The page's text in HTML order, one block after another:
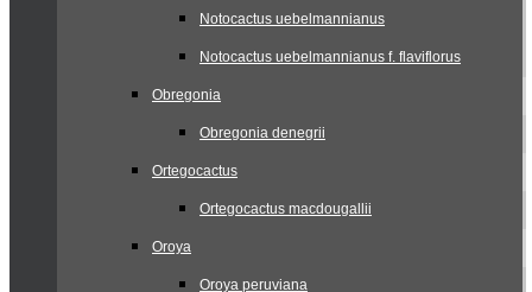
Notocactus uebelmannianus
Notocactus uebelmannianus f. flaviflorus
Obregonia
Obregonia denegrii
Ortegocactus
Ortegocactus macdougallii
Oroya
Oroya peruviana